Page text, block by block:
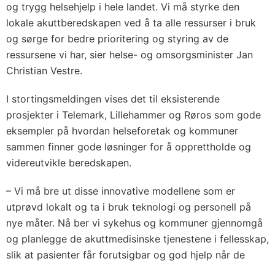
og trygg helsehjelp i hele landet. Vi må styrke den
lokale akuttberedskapen ved å ta alle ressurser i bruk
og sørge for bedre prioritering og styring av de
ressursene vi har, sier helse- og omsorgsminister Jan
Christian Vestre.
I stortingsmeldingen vises det til eksisterende
prosjekter i Telemark, Lillehammer og Røros som gode
eksempler på hvordan helseforetak og kommuner
sammen finner gode løsninger for å opprettholde og
videreutvikle beredskapen.
– Vi må bre ut disse innovative modellene som er
utprøvd lokalt og ta i bruk teknologi og personell på
nye måter. Nå ber vi sykehus og kommuner gjennomgå
og planlegge de akuttmedisinske tjenestene i fellesskap,
slik at pasienter får forutsigbar og god hjelp når de